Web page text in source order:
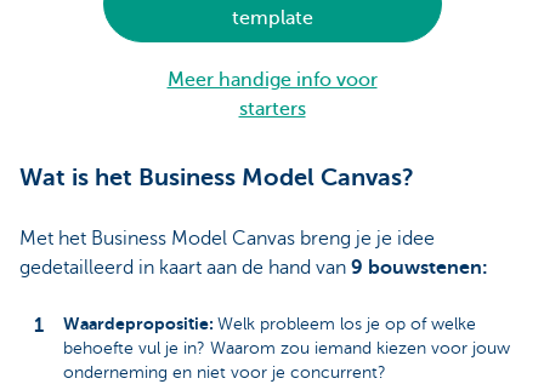
template
Meer handige info voor
starters
Wat is het Business Model Canvas?
Met het Business Model Canvas breng je je idee
gedetailleerd in kaart aan de hand van 9 bouwstenen:
Waardepropositie: Welk probleem los je op of welke
behoefte vul je in? Waarom zou iemand kiezen voor jouw
onderneming en niet voor je concurrent?